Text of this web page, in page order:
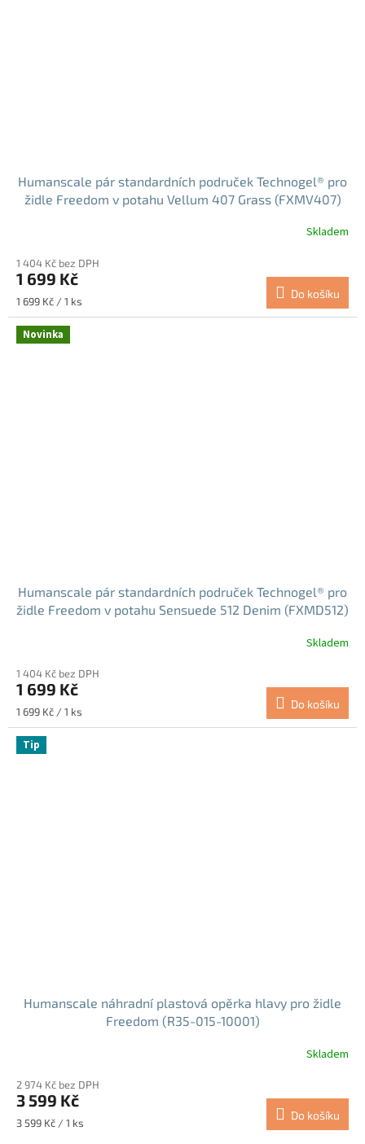
Humanscale pár standardních područek Technogel® pro
židle Freedom v potahu Vellum 407 Grass (FXMV407)
Skladem
1 404 Kč bez DPH
1 699 Kč
Měrná
cena:
1 699 Kč / 1 ks
Do košíku
Novinka
Humanscale pár standardních područek Technogel® pro
židle Freedom v potahu Sensuede 512 Denim (FXMD512)
Skladem
1 404 Kč bez DPH
1 699 Kč
Měrná
cena:
1 699 Kč / 1 ks
Do košíku
Tip
Humanscale náhradní plastová opěrka hlavy pro židle
Freedom (R35-015-10001)
Skladem
2 974 Kč bez DPH
3 599 Kč
Měrná
3 599 Kč / 1 ks
Do košíku